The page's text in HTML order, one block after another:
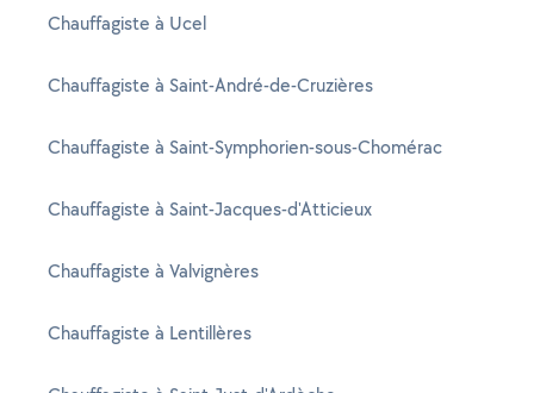
Chauffagiste à Ucel
Chauffagiste à Saint-André-de-Cruzières
Chauffagiste à Saint-Symphorien-sous-Chomérac
Chauffagiste à Saint-Jacques-d'Atticieux
Chauffagiste à Valvignères
Chauffagiste à Lentillères